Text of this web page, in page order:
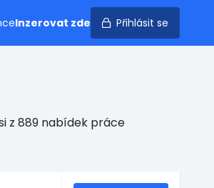
Inzerovat zde Přihlásit se
z 889 nabídek práce